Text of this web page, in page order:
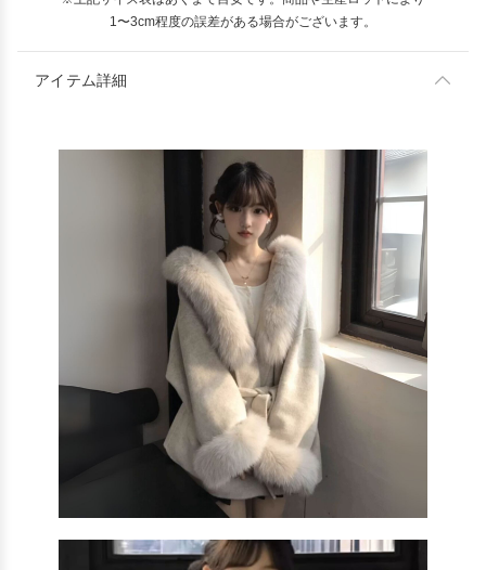
1〜3cm程度の誤差がある場合がございます。
アイテム詳細